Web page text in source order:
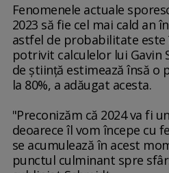
Fenomenele actuale
2023 să fie cel mai cald an
astfel de probabilitate este
potrivit calculelor lui Gavin
de ştiinţă estimează însă o
la 80%, a adăugat acesta.
"Preconizăm că 2024 va fi
deoarece îl vom începe cu
se acumulează în acest
punctul culminant spre